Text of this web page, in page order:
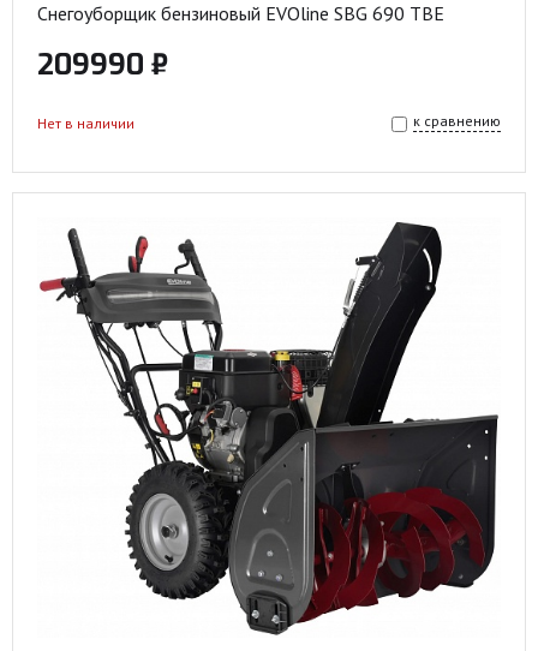
Снегоуборщик бензиновый EVOline SBG 690 TBE
209990 ₽
к сравнению
Нет в наличии